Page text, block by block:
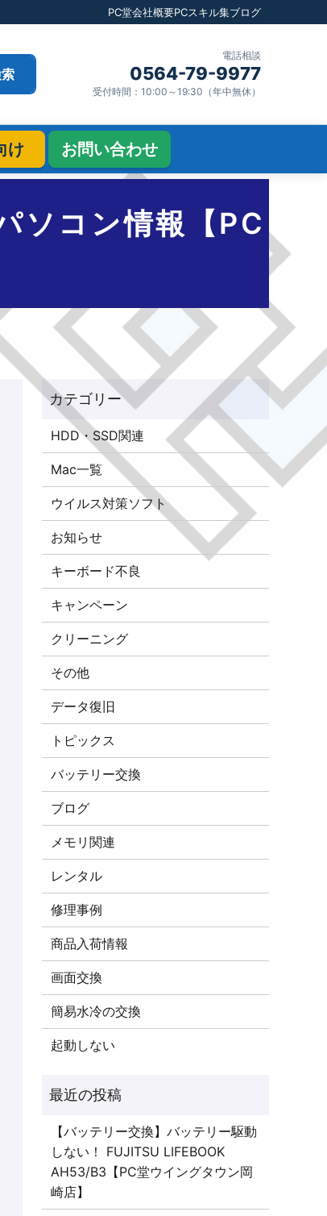
PC堂会社概要PCスキル集ブログ
電話相談
0564-79-9977
受付時間：10:00～19:30（年中無休）
け お問い合わせ
コン情報【PC
HDD・SSD関連
Mac一覧
ウイルス対策ソフト
お知らせ
キーボード不良
キャンペーン
クリーニング
その他
データ復旧
トピックス
バッテリー交換
ブログ
メモリ関連
レンタル
修理事例
商品入荷情報
画面交換
簡易水冷の交換
起動しない
【バッテリー交換】バッテリー駆動
しない！ FUJITSU LIFEBOOK
AH53/B3【PC堂ウイングタウン岡
崎店】